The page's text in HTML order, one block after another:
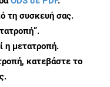
τη συσκευή σας.
.
η μετατροπή.
κατεβάστε το